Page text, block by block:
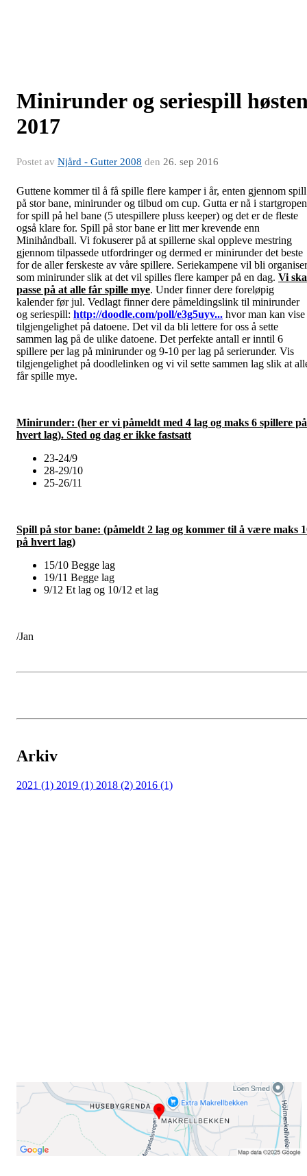
Minirunder og seriespill
2017
Postet av Njård - Gutter 2008 den 26. sep 2016
Guttene kommer til å få spille flere kamper i år, enten gjennom spill
på stor bane, minirunder og tilbud om cup. Gutta er nå i startgropen
for spill på hel bane (5 utespillere pluss keeper) og det er de fleste
også klare for. Spill på stor bane er litt mer krevende enn
Minihåndball. Vi fokuserer på at spillerne skal oppleve mestring
gjennom tilpassede utfordringer og dermed er minirunder det beste
for de aller ferskeste av våre spillere. Seriekampene vil bli
som minirunder slik at det vil spilles flere kamper på en dag. Vi
passe på at alle får spille mye. Under finner dere foreløpig
kalender før jul. Vedlagt finner dere påmeldingslink til minirunder
og seriespill: http://doodle.com/poll/e3g5uyv... hvor man kan vise
tilgjengelighet på datoene. Det vil da bli lettere for oss å sette
sammen lag på de ulike datoene. Det perfekte antall er inntil 6
spillere per lag på minirunder og 9-10 per lag på serierunder. Vis
tilgjengelighet på doodlelinken og vi vil sette sammen lag slik at
får spille mye.
Minirunder: (her er vi påmeldt med 4 lag og maks 6 spillere på
hvert lag). Sted og dag er ikke fastsatt
23-24/9
28-29/10
25-26/11
Spill på stor bane: (påmeldt 2 lag og kommer til å være maks
på hvert lag)
15/10 Begge lag
19/11 Begge lag
9/12 Et lag og 10/12 et lag
/Jan
Arkiv
2021 (1) 2019 (1) 2018 (2) 2016 (1)